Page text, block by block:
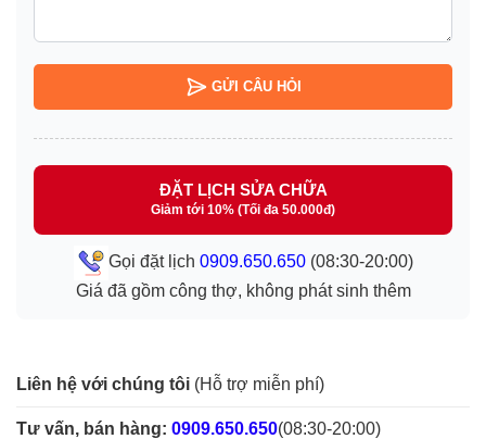
GỬI CÂU HỎI
ĐẶT LỊCH SỬA CHỮA
Giảm tới 10% (Tối đa 50.000đ)
Gọi đặt lịch 0909.650.650(08:30-20:00)
Giá đã gồm công thợ, không phát sinh thêm
Liên hệ với chúng tôi (Hỗ trợ miễn phí)
Tư vấn, bán hàng: 0909.650.650(08:30-20:00)